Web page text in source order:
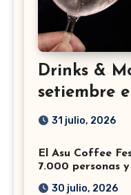
Drinks &
setiembre
31 julio, 2026
El Asu Coffee
7.000 personas
30 julio, 2026